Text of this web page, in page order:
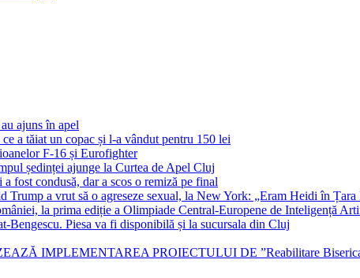
ajuns în apel
a tăiat un copac și l-a vândut pentru 150 lei
F-16 și Eurofighter
ședinței ajunge la Curtea de Apel Cluj
fost condusă, dar a scos o remiză pe final
a vrut să o agreseze sexual, la New York: „Eram Heidi în
la prima ediție a Olimpiade Central-Europene de Inteligență
Bengescu. Piesa va fi disponibilă și la sucursala din Cluj
IMPLEMENTAREA PROIECTULUI DE ”Reabilitare Biserica